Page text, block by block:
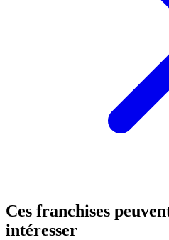
Ces franchises
intéresser